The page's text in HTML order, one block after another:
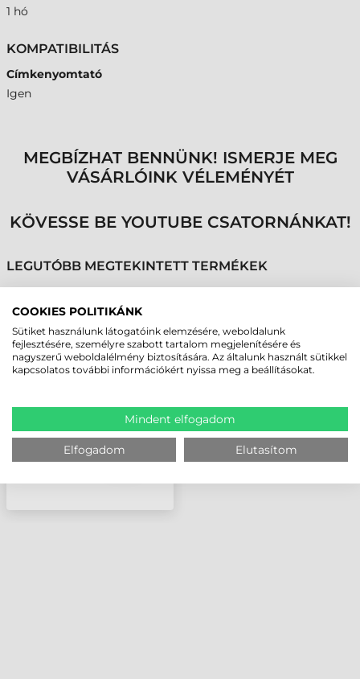
1 hó
KOMPATIBILITÁS
Címkenyomtató
Igen
MEGBÍZHAT BENNÜNK! ISMERJE MEG
VÁSÁRLÓINK VÉLEMÉNYÉT
KÖVESSE BE YOUTUBE CSATORNÁNKAT!
LEGUTÓBB MEGTEKINTETT TERMÉKEK
ZEBRA
CÍMKELEVÁLASZTÓ,
ZT111, ZT231
COOKIES POLITIKÁNK
Sütiket használunk látogatóink elemzésére, weboldalunk
fejlesztésére, személyre szabott tartalom megjelenítésére és
nagyszerű weboldalélmény biztosítására. Az általunk használt sütikkel
kapcsolatos további információkért nyissa meg a beállításokat.
Mindent elfogadom
Elfogadom Elutasítom